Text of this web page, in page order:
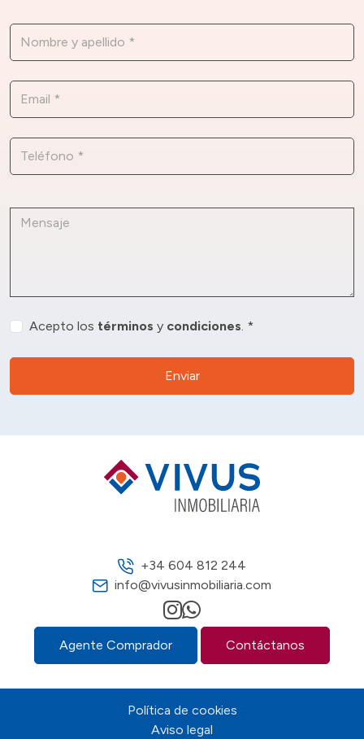
Acepto los términos y condiciones . *
Enviar
+34 604 812 244
info@vivusinmobiliaria.com
Agente Comprador Contáctanos
Política de cookies
Aviso legal